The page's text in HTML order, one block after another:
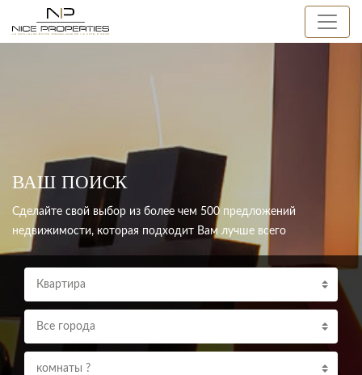
ВАШ ПОИСК
Сделайте свой выбор из более чем 500 предложений
недвижимости, которая подходит Вам лучше всего
Квартира
Все города
комнаты ?